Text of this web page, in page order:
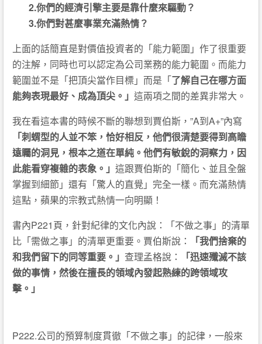
2.你們的經濟引擎主要是靠什麼來驅動？
3.你們對甚麼事業充滿熱情？
上面的話簡直是對價值投資者的「能力範圍」作了很重要
的注解，同時也可以認定為公司業務的能力範圍。而能力
範圍並不是「把頂尖當作目標」而是「了解自己在哪方面
能夠表現最好、成為頂尖。」 這兩項之間的差異非常大。
我在看這本書的時候不斷的聯想到賈伯斯，”A到A+”內寫
「刺蝟型的人並不笨，恰好相反，他們很清楚要得到高瞻
遠矚的洞見，根本之道在單純。他們有敏銳的洞察力，因
此能看穿複雜的表象。」 這跟賈伯斯的「簡化、並且全盤
掌握到細節」還有「驚人的直覺」完全一樣。而充滿熱情
這點，蘋果的宗教式熱情一向明顯！
書內P221頁，針對紀律的文化內說：「不做之事」的清單
比「需做之事」的清單更重要。賈伯斯說：
「我們捨棄的
和我們留下的同等重要。」 查理孟格說：
「迅速殲滅不該
做的事情，然後在擅長的領域內發起熟練的跨領域攻
擊。」
P222.公司的預算制度貫徹「不做之事」的記律，一般來